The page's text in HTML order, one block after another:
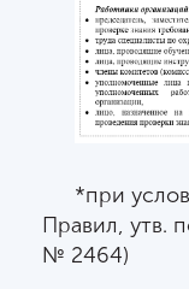
*при
Правил, утв.
№ 2464)